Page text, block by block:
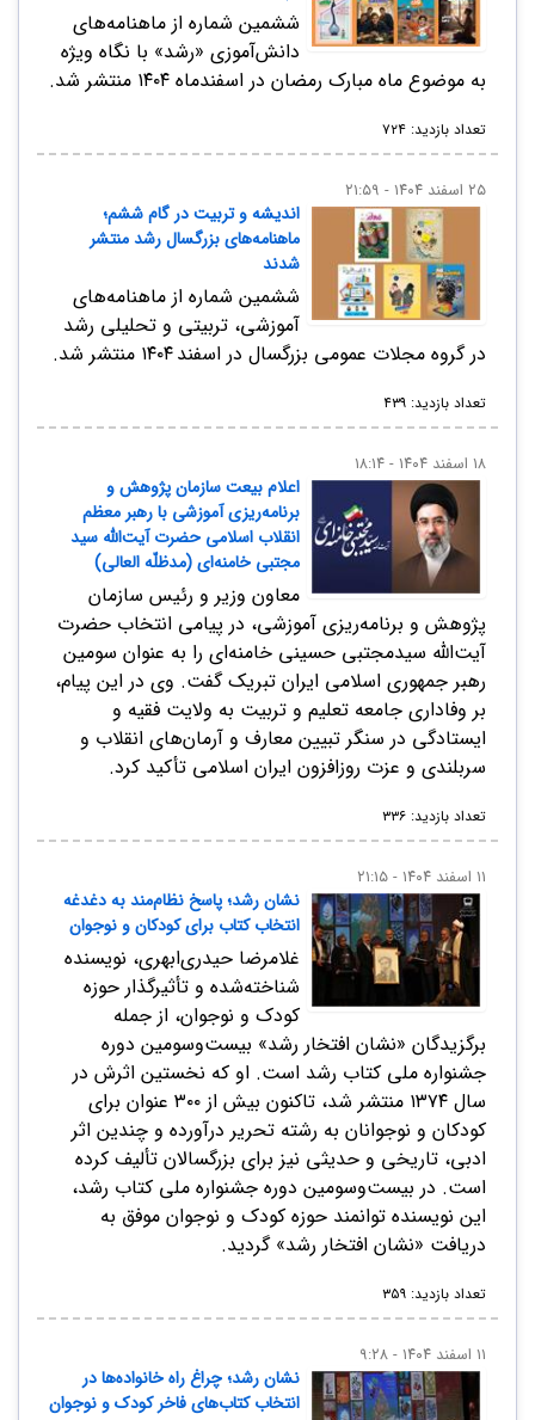
ششمین شماره از ماهنامه‌های
دانش‌آموزی «رشد» با نگاه ویژه
به موضوع ماه مبارک رمضان در اسفند‌ماه ۱۴۰۴ منتشر شد.
تعداد بازدید: ۷۲۴
۲۵ اسفند ۱۴۰۴ - ۲۱:۵۹
اندیشه و تربیت در گام ششم؛
ماهنامه‌های بزرگسال رشد منتشر
شدند
ششمین شماره از ماهنامه‌های
آموزشی، تربیتی و تحلیلی رشد
در گروه مجلات عمومی بزرگسال در اسفند ۱۴۰۴ منتشر شد.
تعداد بازدید: ۴۳۹
۱۸ اسفند ۱۴۰۴ - ۱۸:۱۴
اعلام بیعت سازمان پژوهش و
برنامه‌ریزی آموزشی با رهبر معظم
انقلاب اسلامی حضرت آیت‌الله سید
مجتبی خامنه‌ای (مدظلّه العالی)
معاون وزیر و رئیس سازمان
پژوهش و برنامه‌ریزی آموزشی، در پیامی انتخاب حضرت
آیت‌الله سیدمجتبی حسینی خامنه‌ای را به عنوان سومین
رهبر جمهوری اسلامی ایران تبریک گفت. وی در این پیام،
بر وفاداری جامعه تعلیم و تربیت به ولایت فقیه و
ایستادگی در سنگر تبیین معارف و آرمان‌های انقلاب و
سربلندی و عزت روزافزون ایران اسلامی تأکید کرد.
تعداد بازدید: ۳۳۶
۱۱ اسفند ۱۴۰۴ - ۲۱:۱۵
نشان رشد؛ پاسخ نظام‌مند به دغدغه
انتخاب کتاب برای کودکان و نوجوان
غلامرضا حیدری‌ابهری، نویسنده
شناخته‌شده و تأثیرگذار حوزه
کودک و نوجوان، از جمله
برگزیدگان «نشان افتخار رشد» بیست‌وسومین دوره
جشنواره ملی کتاب رشد است. او که نخستین اثرش در
سال ۱۳۷۴ منتشر شد، تاکنون بیش از ۳۰۰ عنوان برای
کودکان و نوجوانان به رشته تحریر درآورده و چندین اثر
ادبی، تاریخی و حدیثی نیز برای بزرگسالان تألیف کرده
است. در بیست‌وسومین دوره جشنواره ملی کتاب رشد،
این نویسنده توانمند حوزه کودک و نوجوان موفق به
دریافت «نشان افتخار رشد» گردید.
تعداد بازدید: ۳۵۹
۱۱ اسفند ۱۴۰۴ - ۹:۲۸
نشان رشد؛ چراغ راه خانواده‌ها در
انتخاب کتاب‌های فاخر کودک و نوجوان